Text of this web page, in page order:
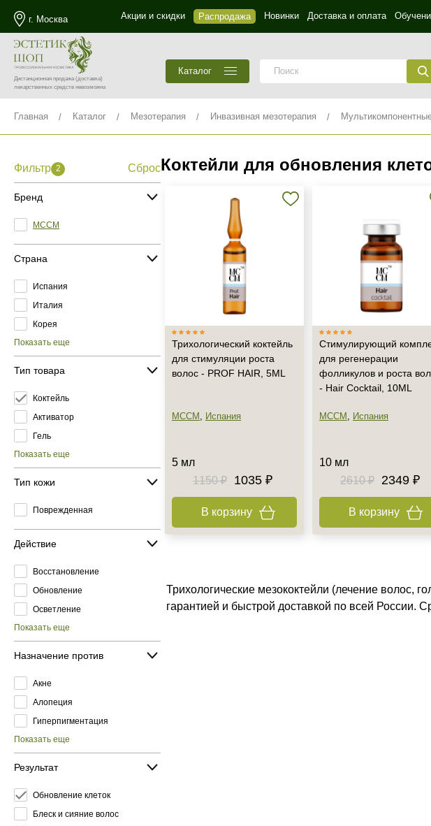
г. Москва Акции и скидки Распродажа Новинки Доставка и оплата
Дистанционная продажа(доставка)
лекарственных средств невозможна
Каталог
Главная Каталог Мезотерапия Инвазивная мезотерапия
Фильтр 2 Сброс
Бренд
MCCM
Страна
Испания
Италия
Корея
Показать еще
Тип товара
Коктейль
Активатор
Гель
Показать еще
Тип кожи
Поврежденная
Действие
Восстановление
Обновление
Осветление
Показать еще
Назначение против
Акне
Алопеция
Гиперпигментация
Показать еще
Результат
Обновление клеток
Блеск и сияние волос
Коктейли для обновления
Трихологический коктейль
для стимуляции роста
волос - PROF HAIR, 5ML
MCCM , Испания
5 мл
1150 ₽
1035 ₽
В корзину
Стимулирующий
для регенерации
фолликулов и роста
- Hair Cocktail, 10ML
MCCM , Испания
10 мл
2610 ₽
2349 ₽
В корзину
Трихологические мезококтейли (лечение волос,
гарантией и быстрой доставкой по всей России.